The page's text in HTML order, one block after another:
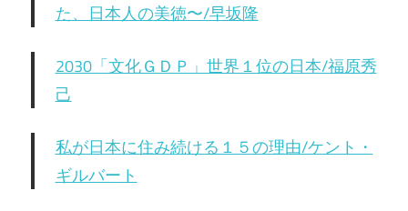
た、日本人の美徳〜/早坂隆
2030「文化ＧＤＰ」世界１位の日本/福原秀
己
私が日本に住み続ける１５の理由/ケント・
ギルバート